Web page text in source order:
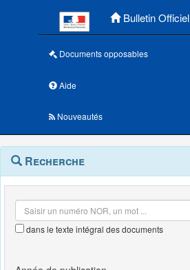
Bulletin Officiel
Documents opposables
Aide
Nouveautés
Navigation
outils
Menu
contextuel
Recherche
dans le texte intégral des documents